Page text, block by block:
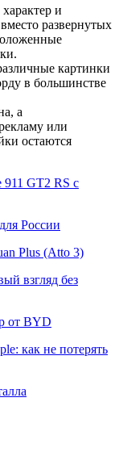
и
развернутых
картинки
в большинстве
а
или
остаются
GT2 RS с
России
Plus (Atto 3)
взгляд без
от BYD
как не потерять